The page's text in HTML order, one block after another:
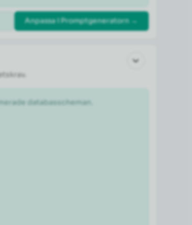
Anpassa i Promptgeneratorn →
databasscheman.